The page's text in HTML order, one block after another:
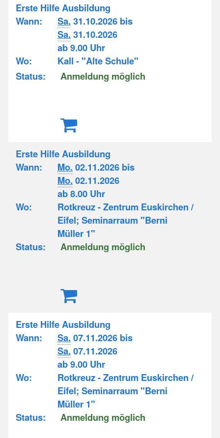
Erste Hilfe Ausbildung
Wann:
Sa. 31.10.2026 bis
Sa. 31.10.2026
ab 9.00 Uhr
Wo:
Kall - "Alte Schule"
Status:
Anmeldung möglich
Erste Hilfe Ausbildung
Wann:
Mo. 02.11.2026 bis
Mo. 02.11.2026
ab 8.00 Uhr
Wo:
Rotkreuz - Zentrum Euskirchen /
Eifel; Seminarraum "Berni
Müller 1"
Status:
Anmeldung möglich
Erste Hilfe Ausbildung
Wann:
Sa. 07.11.2026 bis
Sa. 07.11.2026
ab 9.00 Uhr
Wo:
Rotkreuz - Zentrum Euskirchen /
Eifel; Seminarraum "Berni
Müller 1"
Status:
Anmeldung möglich